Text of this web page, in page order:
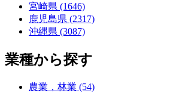
宮崎県 (1646)
鹿児島県 (2317)
沖縄県 (3087)
業種から探す
農業，林業 (54)